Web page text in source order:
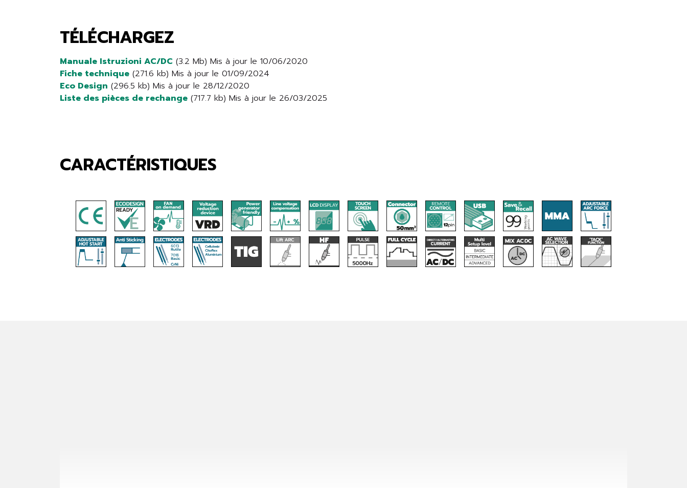
TÉLÉCHARGEZ
Manuale Istruzioni AC/DC (3.2 Mb) Mis à jour le 10/06/2020
Fiche technique (271.6 kb) Mis à jour le 01/09/2024
Eco Design (296.5 kb) Mis à jour le 28/12/2020
Liste des pièces de rechange (717.7 kb) Mis à jour le 26/03/2025
CARACTÉRISTIQUES